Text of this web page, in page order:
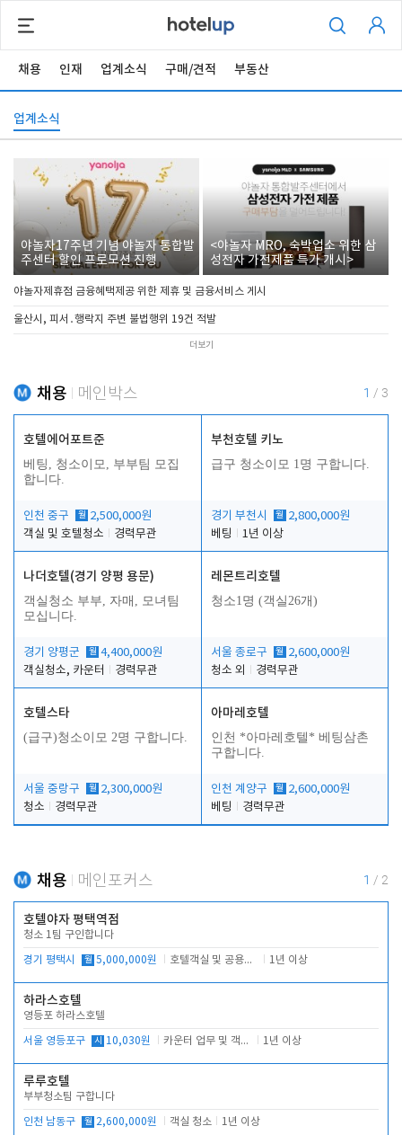
채용 인재 업계소식 구매/견적 부동산
업계소식
야놀자17주년 기념 야놀자 통합발
주센터 할인 프로모션 진행
<야놀자 MRO, 숙박업소 위한 삼
성전자 가전제품 특가 개시>
야놀자제휴점 금융혜택제공 위한 제휴 및 금융서비스 게시
울산시, 피서․행락지 주변 불법행위 19건 적발
더보기
채용 메인박스 1 / 3
호텔에어포트준
베팅, 청소이모, 부부팀 모집
합니다.
인천 중구 월 2,500,000원
객실 및 호텔청소
경력무관
부천호텔 키노
급구 청소이모 1명 구합니다.
경기 부천시 월 2,800,000원
베팅
1년 이상
나더호텔(경기 양평 용문)
객실청소 부부, 자매, 모녀팀
모십니다.
경기 양평군 월 4,400,000원
객실청소, 카운터
경력무관
레몬트리호텔
청소1명 (객실26개)
서울 종로구 월 2,600,000원
청소 외
경력무관
호텔스타
(급구)청소이모 2명 구합니다.
서울 중랑구 월 2,300,000원
청소
경력무관
아마레호텔
인천 *아마레호텔* 베팅삼촌
구합니다.
인천 계양구 월 2,600,000원
베팅
경력무관
채용 메인포커스 1 / 2
호텔야자 평택역점
청소 1팀 구인합니다
경기 평택시 월 5,000,000원 호텔객실 및 공용시설 청소 관리 1년 이상
하라스호텔
영등포 하라스호텔
서울 영등포구 시 10,030원 카운터 업무 및 객실관리(청소상태 확인, 객실판매) 1년 이상
루루호텔
부부청소팀 구합니다
인천 남동구 월 2,600,000원 객실 청소 1년 이상